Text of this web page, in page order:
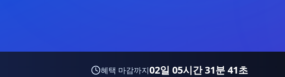
혜택 마감까지02일 05시간 31분 39초